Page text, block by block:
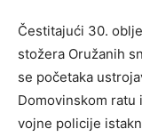
Čestitajući 30.
stožera Oružanih
se početaka
Domovinskom
vojne policije